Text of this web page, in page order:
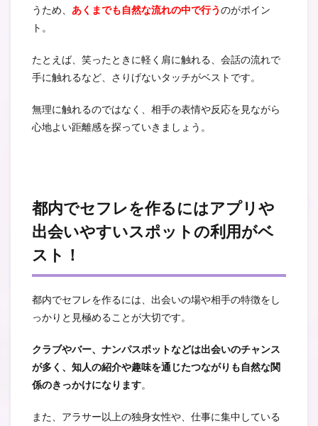
うため、 あくまでも自然な流れの中で行うのがポイン
ト。
たとえば、笑ったときに軽く肩に触れる、会話の流れで
手に触れるなど、さりげないタッチがベストです。
無理に触れるのではなく、相手の表情や反応を見ながら
心地よい距離感を探っていきましょう。
都内でセフレを作るにはアプリや
出会いやすいスポットの利用がベ
スト！
都内でセフレを作るには、出会いの場や相手の特徴をし
っかりと見極めることが大切です。
クラブやバー、ナンパスポットなどは出会いのチャンス
が多く、知人の紹介や趣味を通じたつながりも自然な関
係のきっかけになります。
また、アラサー以上の独身女性や、仕事に集中している